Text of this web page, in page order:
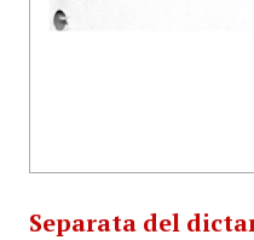
Separata del